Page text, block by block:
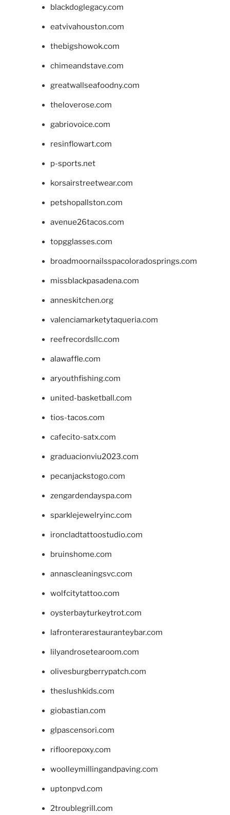
blackdoglegacy.com
eatvivahouston.com
thebigshowok.com
chimeandstave.com
greatwallseafoodny.com
theloverose.com
gabriovoice.com
resinflowart.com
p-sports.net
korsairstreetwear.com
petshopallston.com
avenue26tacos.com
topgglasses.com
broadmoornailsspacoloradosprings.com
missblackpasadena.com
anneskitchen.org
valenciamarketytaqueria.com
reefrecordsllc.com
alawaffle.com
aryouthfishing.com
united-basketball.com
tios-tacos.com
cafecito-satx.com
graduacionviu2023.com
pecanjackstogo.com
zengardendayspa.com
sparklejewelryinc.com
ironcladtattoostudio.com
bruinshome.com
annascleaningsvc.com
wolfcitytattoo.com
oysterbayturkeytrot.com
lafronterarestauranteybar.com
lilyandrosetearoom.com
olivesburgberrypatch.com
theslushkids.com
giobastian.com
glpascensori.com
rifloorepoxy.com
woolleymillingandpaving.com
uptonpvd.com
2troublegrill.com